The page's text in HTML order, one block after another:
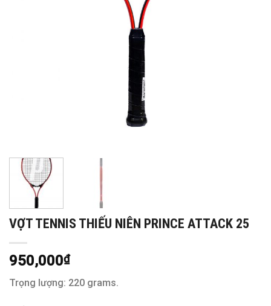
VỢT TENNIS THIẾU NIÊN PRINCE ATTACK 25
950,000₫
Trọng lượng: 220 grams.